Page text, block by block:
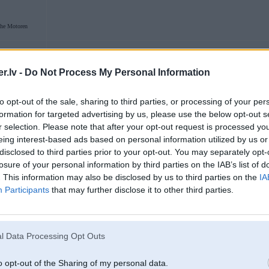
- Do Not Process My Personal Information
opt-out of the sale, sharing to third parties, or processing of your
for targeted advertising by us, please use the below opt-out
selection. Please note that after your opt-out request is processed
interest-based ads based on personal information utilized by us
to third parties prior to your opt-out. You may separately
of your personal information by third parties on the IAB’s list of
This information may also be disclosed by us to third parties on the
Participants that may further disclose it to other third parties.
Data Processing Opt Outs
opt-out of the Sharing of my personal data.
Motoren
22. Feb 2005, 10:47
22. Feb 2005, 15:06
[ This message was edited by: White_Shark on 2005-03-05 22:07 ]
05. Mar 2005, 22:06